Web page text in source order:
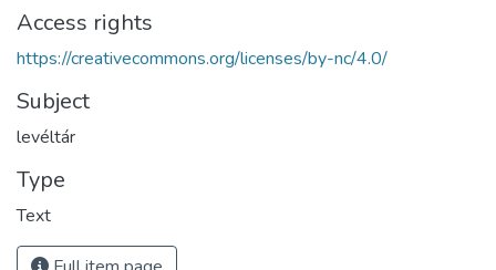
Access rights
https://creativecommons.org/licenses/by-nc/4.0/
Subject
levéltár
Type
Text